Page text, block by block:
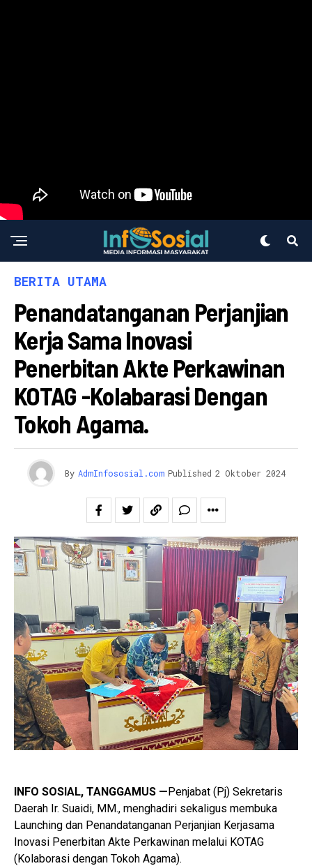
BERITA UTAMA
Penandatanganan Perjanjian
Kerja Sama Inovasi
Penerbitan Akte Perkawinan
KOTAG -Kolabarasi Dengan
Tokoh Agama.
By AdmInfososial.com Published 2 Oktober 2024
INFO SOSIAL, TANGGAMUS —Penjabat (Pj) Sekretaris
Daerah Ir. Suaidi, MM., menghadiri sekaligus membuka
Launching dan Penandatanganan Perjanjian Kerjasama
Inovasi Penerbitan Akte Perkawinan melalui KOTAG
(Kolaborasi dengan Tokoh Agama).